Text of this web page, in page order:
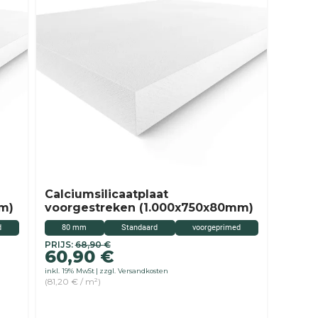
80 mm Standaard voorgeprimed
Calciumsilicaatplaat
voorgestreken (1.000x750x80mm)
PRIJS:68,90€
Originele
prijs
was:
68,90
60,90 €
Huidige
prijs
is:
60,90
inkl. 19% MwSt zzgl. Versandkosten
(81,20 € / m²)